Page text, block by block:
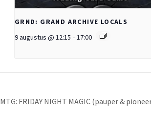
GRND: GRAND ARCHIVE LOCALS
9 augustus @ 12:15 - 17:00
MTG: FRIDAY NIGHT MAGIC (pauper &